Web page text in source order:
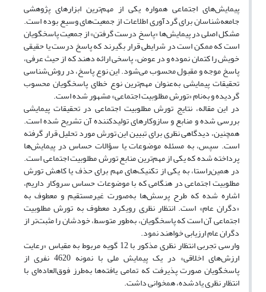
پیمایش‌های اجتماعی همواره یکی از مهم‌ترین ابزار‌های پژوهشی
جامعه‌شناسان برای گردآوری اطلاعات از جمعیت‌های وسیع بوده است.
مشکل اصلی در پیمایش‌ها «پاسخ درست گرفتن» از جمعیت پاسخگویان
است که ممکن است در شرایطی قرار بگیرند که پاسخ درست یا حقیقی
خویش را کتمان نموده و در عوض، پاسخی ارائه دهند که از حیث عرفی،
پاسخ موجه و مقبول محسوب می‌شود. این نوع پاسخ، در روش‌شناسی
تحقیقات پیمایشی به‌عنوان مهم‌ترین نوع خطای پاسخگویان محسوب
گردیده و به‌نام «تورش مطلوبیت اجتماعی» مشهور شده است.
در این مقاله، نتایج تورش مطلوبیت اجتماعی در تحقیقات پیمایشی
بررسی شده و منابع و سازوکارهای تولیدکننده آن تشریح شده است.
همچنین، دیدگاهی نظری برای تبیین این تورش مورد تحلیل قرار گرفته
است. سپس، به مسئله موضوعات یا سؤالات حساس در پیمایش‌ها
پرداخته شده که یکی از مهم‌ترین منابع تورش مطلوبیت اجتماعی است.
در همین‌راستا، به یکی از تکنیک‌های مهم برای حذف یا کاهش تورش
مطلوبیت اجتماعی در هنگامی که با موضوعات حساس سروکار داریم،
اشاره شده که طرح پرسش‌ها به‌صورت غیرمستقیم و معطوف به
«دگران عام» است. انتظار نظری رویکرد معطوف به تورش مطلوبیت
اجتماعی آن است که پاسخگویان، به‌طور متوسط، خودشان را مثبت‌تر از
دگران عام ارزیابی خواهند نمود.
وارسی تجربی انتظار نظری مذکور با 12 گویه مربوط به مقیاس «رعایت
ارزش‌های اخلاقی» در یک پیمایش ملی با نمونه 4620 نفری از
پاسخگویان صورت پذیرفت که تمامی یافته‌ها به‌طرز فوق‌العاده‌ای با
انتظار نظری یادشده، همخوانی داشت.